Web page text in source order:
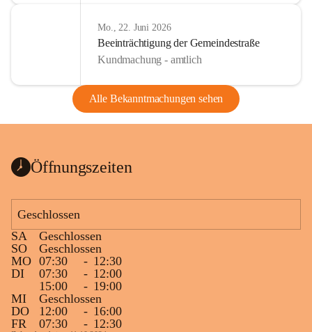
Mo., 22. Juni 2026
Beeinträchtigung der Gemeindestraße
Kundmachung - amtlich
Alle Bekanntmachungen sehen
Öffnungszeiten
Geschlossen
SA
Geschlossen
SO
Geschlossen
MO 07:30 - 12:30
DI
07:30 - 12:00
15:00
- 19:00
MI
Geschlossen
DO
12:00 - 16:00
FR
07:30 - 12:30